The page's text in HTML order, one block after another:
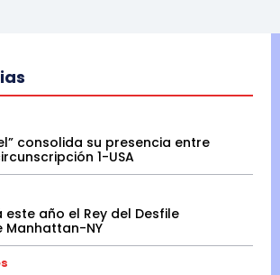
consolida su presencia entre
1-USA
este año el Rey del Desfile
Manhattan-NY